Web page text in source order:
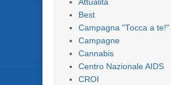
Attualità
Best
Campagna "Tocca a te!"
Campagne
Cannabis
Centro Nazionale AIDS
CROI